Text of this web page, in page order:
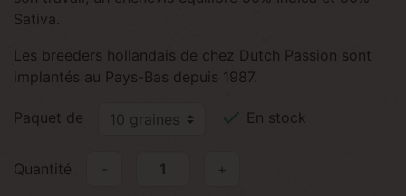
Sativa.
Les breeders hollandais de chez Dutch Passion sont
implantés au Pays-Bas depuis 1987.
Paquet de  En stock
Quantité +